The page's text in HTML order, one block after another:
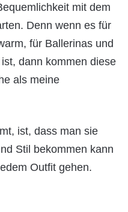
mit dem
Denn wenn es für
für Ballerinas und
dann kommen diese
als meine
ist, dass man sie
Stil bekommen kann
Outfit gehen.